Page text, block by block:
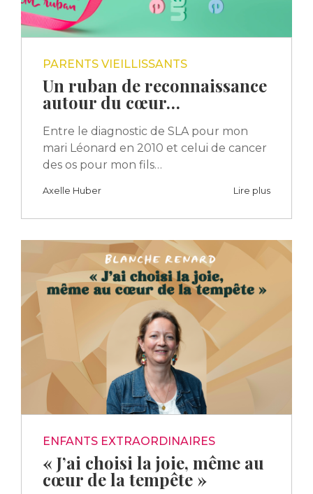
PARENTS VIEILLISSANTS
Un ruban de reconnaissance
autour du cœur…
Entre le diagnostic de SLA pour mon
mari Léonard en 2010 et celui de cancer
des os pour mon fils…
Axelle Huber Lire plus
ENFANTS EXTRAORDINAIRES
« J’ai choisi la joie, même au
cœur de la tempête »